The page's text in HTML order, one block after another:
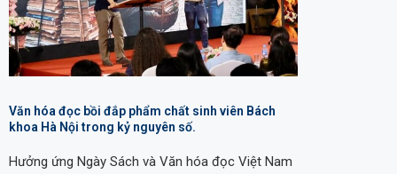
Văn hóa đọc bồi đắp phẩm chất sinh viên Bách
khoa Hà Nội trong kỷ nguyên số.
Hưởng ứng Ngày Sách và Văn hóa đọc Việt Nam